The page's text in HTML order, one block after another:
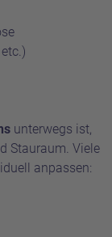
unterwegs ist,
Stauraum. Viele
anpassen: